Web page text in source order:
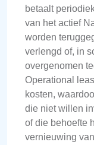
betaalt
van het actief
worden
verlengd of, in
overgenomen
Operational
kosten,
die niet willen
of die behoefte
vernieuwing